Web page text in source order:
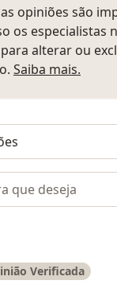
opiniões são
os especialistas
alterar ou
Saiba mais.
Verificada